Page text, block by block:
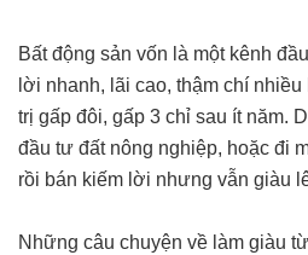
Bất động sản vốn là một kênh
lời nhanh, lãi cao, thậm chí
trị gấp đôi, gấp 3 chỉ sau ít năm.
đầu tư đất nông nghiệp, hoặc đi
rồi bán kiếm lời nhưng vẫn giàu
Những câu chuyện về làm giàu